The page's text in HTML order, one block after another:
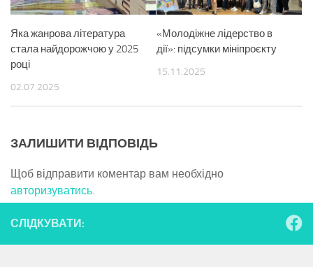
Яка жанрова література
стала найдорожчою у 2025
році
02.07.2025
«Молодіжне лідерство в
дії»: підсумки мініпроєкту
15.11.2025
ЗАЛИШИТИ ВІДПОВІДЬ
Щоб відправити коментар вам необхідно
авторизуватись.
СЛІДКУВАТИ: